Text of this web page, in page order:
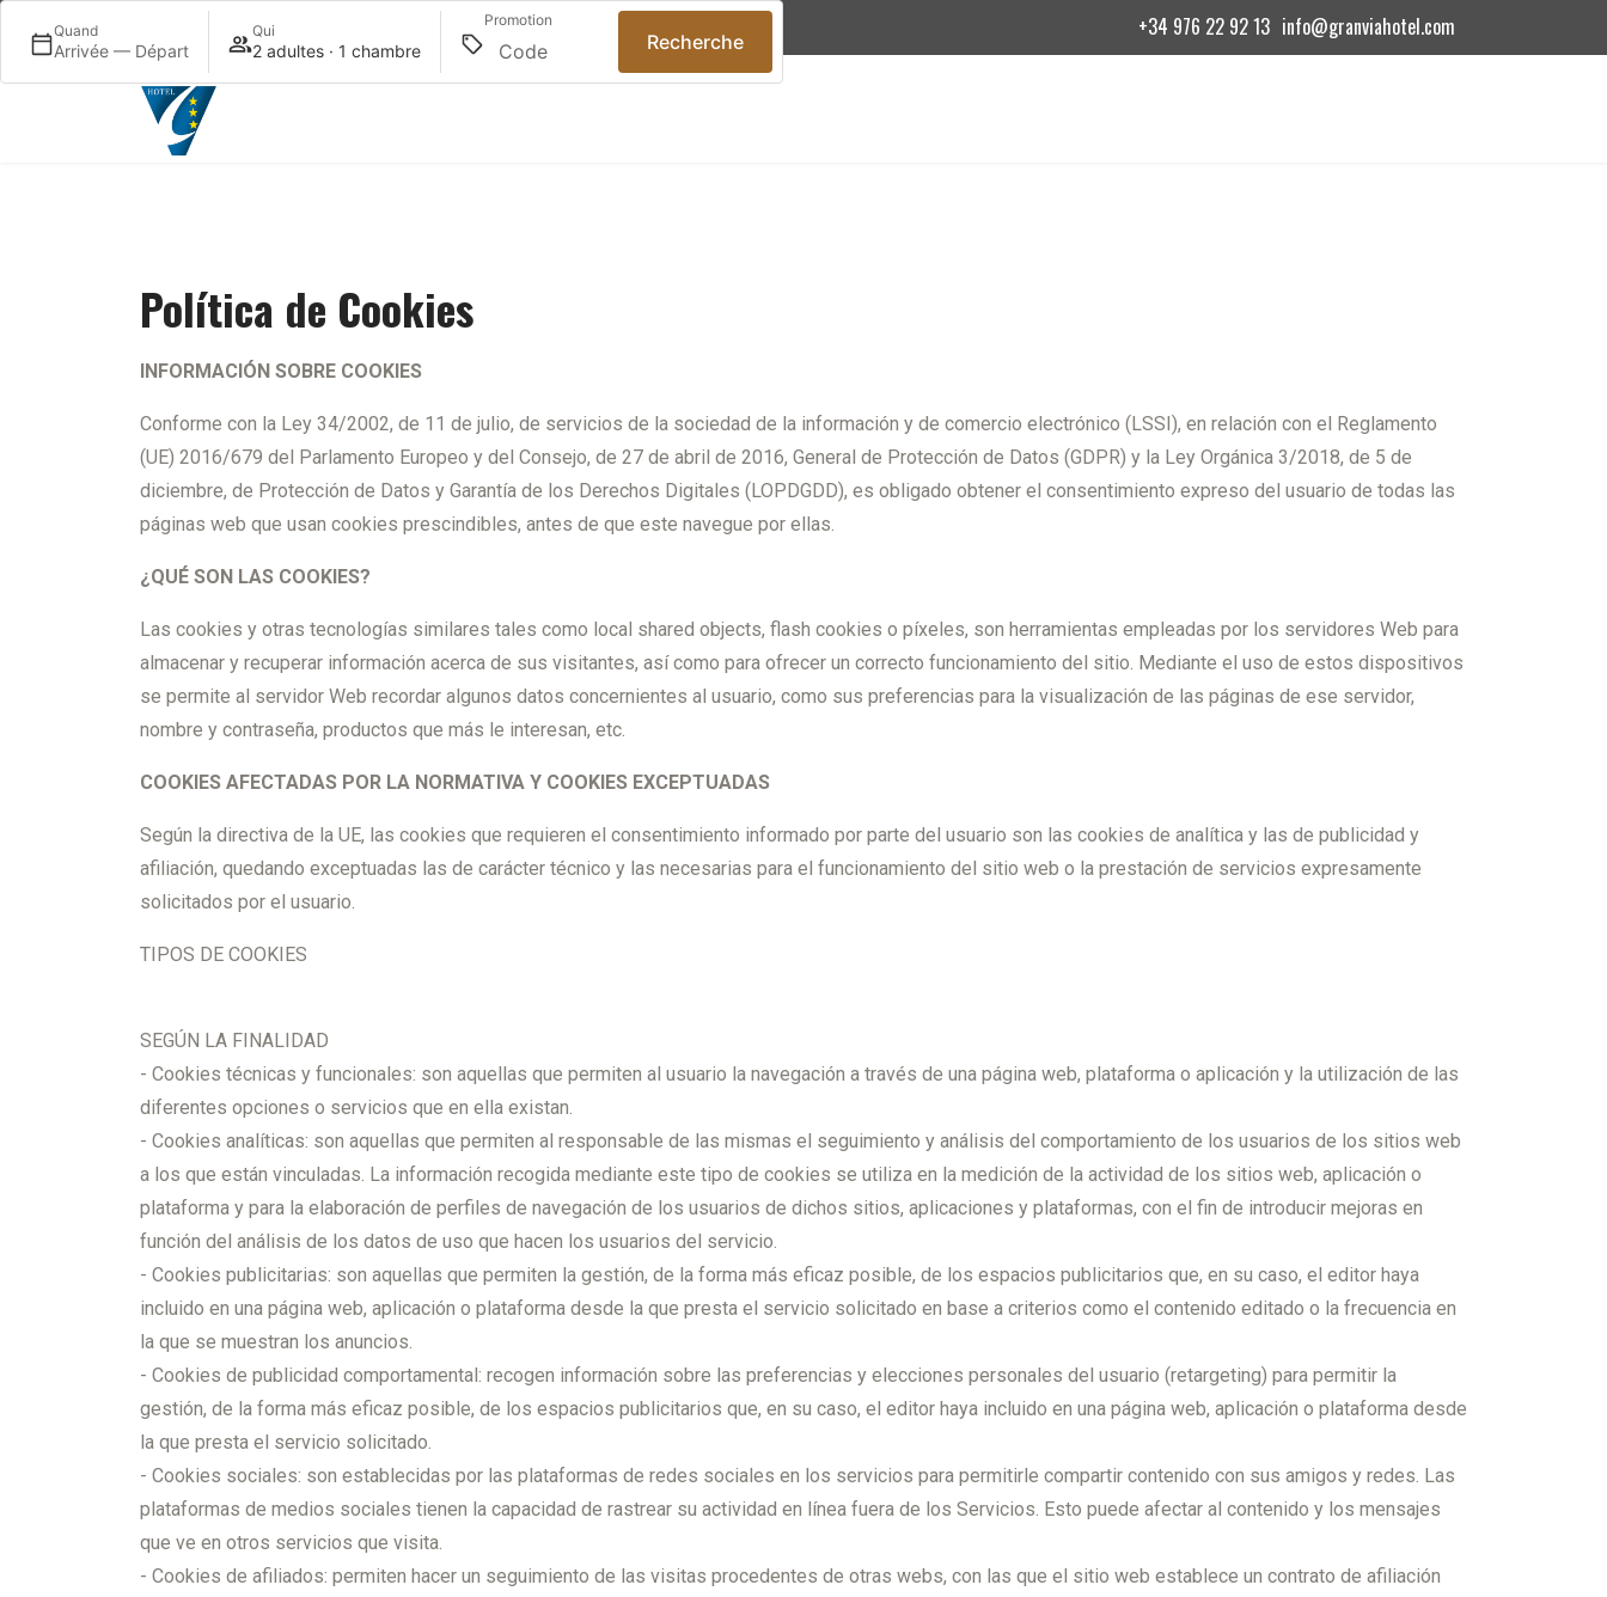
Quand
Arrivée — Départ
Qui
2 adultes · 1 chambre
Promotion
Recherche
Sélectionnez votre langue +34 976 22 92 13 info@granviahotel.com
Política de Cookies
INFORMACIÓN SOBRE COOKIES
Conforme con la Ley 34/2002, de 11 de julio, de servicios de la sociedad de la información y de comercio electrónico (LSSI), en relación con el Reglamento
(UE) 2016/679 del Parlamento Europeo y del Consejo, de 27 de abril de 2016, General de Protección de Datos (GDPR) y la Ley Orgánica 3/2018, de 5 de
diciembre, de Protección de Datos y Garantía de los Derechos Digitales (LOPDGDD), es obligado obtener el consentimiento expreso del usuario de todas las
páginas web que usan cookies prescindibles, antes de que este navegue por ellas.
¿QUÉ SON LAS COOKIES?
Las cookies y otras tecnologías similares tales como local shared objects, flash cookies o píxeles, son herramientas empleadas por los servidores Web para
almacenar y recuperar información acerca de sus visitantes, así como para ofrecer un correcto funcionamiento del sitio. Mediante el uso de estos dispositivos
se permite al servidor Web recordar algunos datos concernientes al usuario, como sus preferencias para la visualización de las páginas de ese servidor,
nombre y contraseña, productos que más le interesan, etc.
COOKIES AFECTADAS POR LA NORMATIVA Y COOKIES EXCEPTUADAS
Según la directiva de la UE, las cookies que requieren el consentimiento informado por parte del usuario son las cookies de analítica y las de publicidad y
afiliación, quedando exceptuadas las de carácter técnico y las necesarias para el funcionamiento del sitio web o la prestación de servicios expresamente
solicitados por el usuario.
TIPOS DE COOKIES
SEGÚN LA FINALIDAD
- Cookies técnicas y funcionales: son aquellas que permiten al usuario la navegación a través de una página web, plataforma o aplicación y la utilización de las
diferentes opciones o servicios que en ella existan.
- Cookies analíticas: son aquellas que permiten al responsable de las mismas el seguimiento y análisis del comportamiento de los usuarios de los sitios web
a los que están vinculadas. La información recogida mediante este tipo de cookies se utiliza en la medición de la actividad de los sitios web, aplicación o
plataforma y para la elaboración de perfiles de navegación de los usuarios de dichos sitios, aplicaciones y plataformas, con el fin de introducir mejoras en
función del análisis de los datos de uso que hacen los usuarios del servicio.
- Cookies publicitarias: son aquellas que permiten la gestión, de la forma más eficaz posible, de los espacios publicitarios que, en su caso, el editor haya
incluido en una página web, aplicación o plataforma desde la que presta el servicio solicitado en base a criterios como el contenido editado o la frecuencia en
la que se muestran los anuncios.
- Cookies de publicidad comportamental: recogen información sobre las preferencias y elecciones personales del usuario (retargeting) para permitir la
gestión, de la forma más eficaz posible, de los espacios publicitarios que, en su caso, el editor haya incluido en una página web, aplicación o plataforma desde
la que presta el servicio solicitado.
- Cookies sociales: son establecidas por las plataformas de redes sociales en los servicios para permitirle compartir contenido con sus amigos y redes. Las
plataformas de medios sociales tienen la capacidad de rastrear su actividad en línea fuera de los Servicios. Esto puede afectar al contenido y los mensajes
que ve en otros servicios que visita.
- Cookies de afiliados: permiten hacer un seguimiento de las visitas procedentes de otras webs, con las que el sitio web establece un contrato de afiliación